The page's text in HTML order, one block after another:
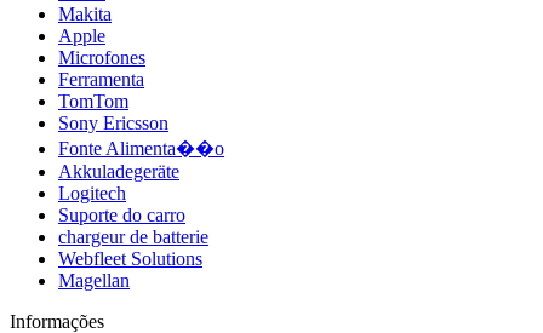
Makita
Apple
Microfones
Ferramenta
TomTom
Sony Ericsson
Fonte Alimenta��o
Akkuladegeräte
Logitech
Suporte do carro
chargeur de batterie
Webfleet Solutions
Magellan
Informações